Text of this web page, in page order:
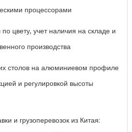
процессорами
цвету, учет наличия на складе и
производства
столов на алюминиевом профиле
и регулировкой высоты
и грузоперевозок из Китая: